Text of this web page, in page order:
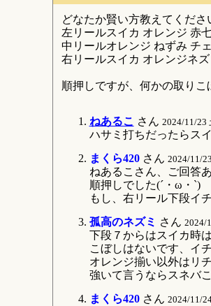
どなたか賢い方教えてくださ
左リールスイカ オレンジ 赤
中リールオレンジ ねずみ チ
右リールスイカ オレンジネズ
順押しですが、何かの取り
ねあるこ さん 2024/11/23
ハサミ打ちだったらス
まくら420さん 2024/11/
ねあるこさん、ご回答
順押しでした(´・ω・`)
もし、右リール下段イ
孤高のネズミ さん 2024/
下段７からはスイカ時
こぼしはないです、イ
オレンジ揃い以外はリ
強いて言うならスネバ
まくら420さん 2024/11/